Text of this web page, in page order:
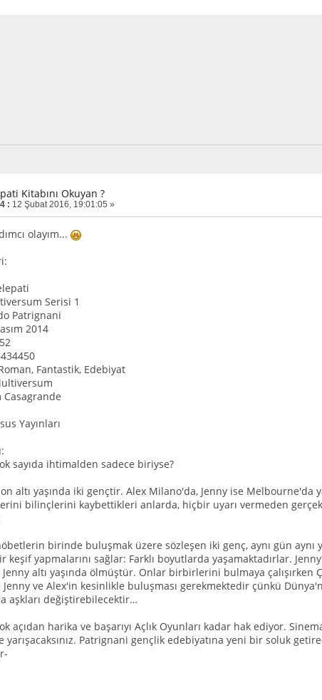
Kitabını Okuyan ?
: 12 Şubat 2016, 19:01:05 »
olayım...
Serisi 1
Patrignani
2014
Fantastik, Edebiyat
Casagrande
Yayınları
sayıda ihtimalden sadece biriyse?
altı yaşında iki gençtir. Alex Milano'da, Jenny ise Melbourne'da
bilinçlerini kaybettikleri anlarda, hiçbir uyarı vermeden
birinde buluşmak üzere sözleşen iki genç, aynı gün
keşif yapmalarını sağlar: Farklı boyutlarda yaşamaktadırlar.
altı yaşında ölmüştür. Onlar birbirlerini bulmaya çalışırken
ve Alex'in kesinlikle buluşması gerekmektedir çünkü
aşkları değiştirebilecektir…
açıdan harika ve başarıyı Açlık Oyunları kadar hak ediyor.
yarışacaksınız. Patrignani gençlik edebiyatına yeni bir soluk